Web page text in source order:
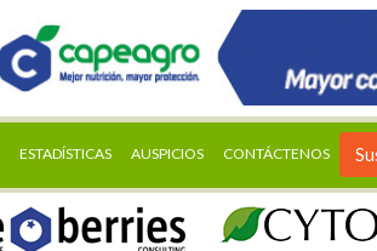
ESTADÍSTICAS AUSPICIOS CONTÁCTENOS